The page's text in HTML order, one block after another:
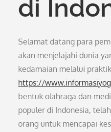
di
Selamat datang para
akan menjelajahi dunia
kedamaian melalui
https://
bentuk olahraga dan
populer di Indonesia,
orang untuk mencapai